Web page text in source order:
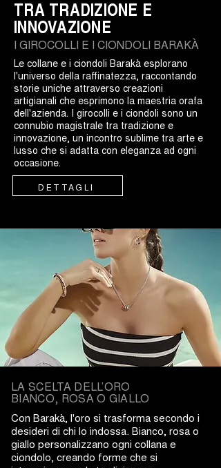
TRA TRADIZIONE E
INNOVAZIONE
I GIROCOLLI E I CIONDOLI BARAKÀ
Le collane e i ciondoli Barakà esplorano
l'universo della raffinatezza, raccontando
storie uniche attraverso creazioni
artigianali che esprimono la maestria orafa
dell'azienda. I girocolli e i ciondoli sono un
connubio magistrale tra tradizione e
innovazione, un incontro sublime tra arte e
lusso che si adatta con eleganza ad ogni
occasione.
DETTAGLI
LA SCELTA DELL’ORO
BIANCO, ROSA O GIALLO
Con Barakà, l'oro si trasforma secondo i
desideri di chi lo indossa. Bianco, rosa o
giallo personalizzano ogni collana e
ciondolo, creando forme che si